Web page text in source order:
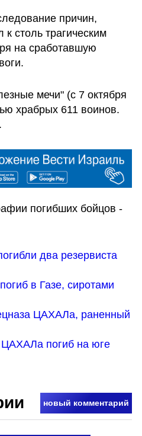
причин,
столь трагическим
на сработавшую
мечи" (с 7 октября
храбрых 611 воинов.
погибших бойцов -
два резервиста
в Газе, сиротами
ЦАХАЛа, раненный
ЦАХАЛа погиб на юге
новый комментарий